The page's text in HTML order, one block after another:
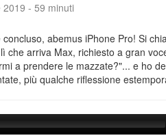
2019 - 59 minuti
concluso, abemus iPhone Pro! Si
che arriva Max, richiesto a gran
a prendere le mazzate?"... e ho
più qualche riflessione